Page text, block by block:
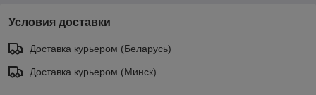
Условия доставки
Доставка курьером (Беларусь)
Доставка курьером (Минск)